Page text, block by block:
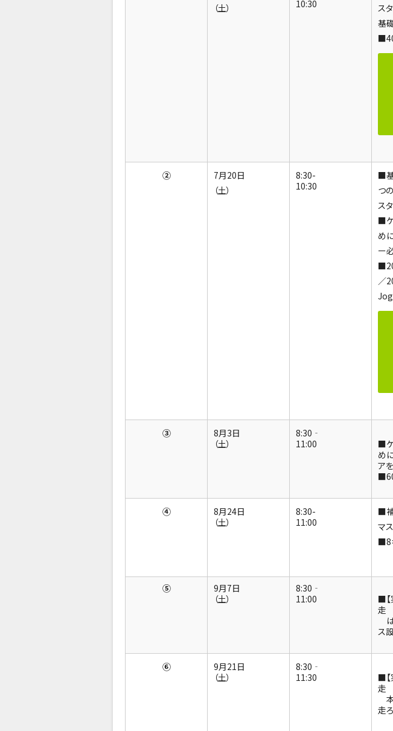
（土）
10:30
ス
基
②
7月20日
（土）
8:30-
10:30
■
つ
ス
■
め
ー
／
③
8月3日
（土）
8:30‐
11:00
■
め
ア
④
8月24日
（土）
8:30-
11:00
■
マ
■8
⑤
9月7日
（土）
8:30‐
11:00
■
走
ス
⑥
9月21日
（土）
8:30‐
11:30
■
走
走